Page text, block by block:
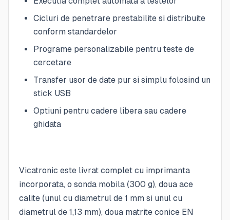
Cicluri de penetrare prestabilite si distribuite
conform standardelor
Programe personalizabile pentru teste de
cercetare
Transfer usor de date pur si simplu folosind un
stick USB
Optiuni pentru cadere libera sau cadere
ghidata
Vicatronic este livrat complet cu imprimanta
incorporata, o sonda mobila (300 g), doua ace
calite (unul cu diametrul de 1 mm si unul cu
diametrul de 1,13 mm), doua matrite conice EN